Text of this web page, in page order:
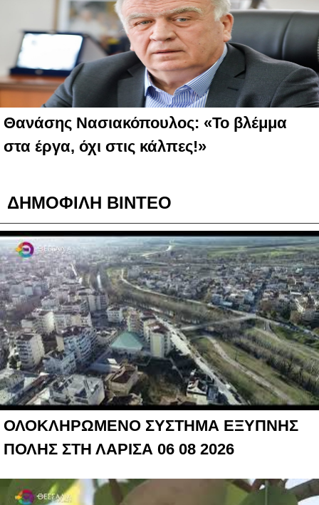
Θανάσης Νασιακόπουλος: «Το βλέμμα
στα έργα, όχι στις κάλπες!»
ΔΗΜΟΦΙΛΗ ΒΙΝΤΕΟ
ΟΛΟΚΛΗΡΩΜΕΝΟ ΣΥΣΤΗΜΑ ΕΞΥΠΝΗΣ
ΠΟΛΗΣ ΣΤΗ ΛΑΡΙΣΑ 06 08 2026